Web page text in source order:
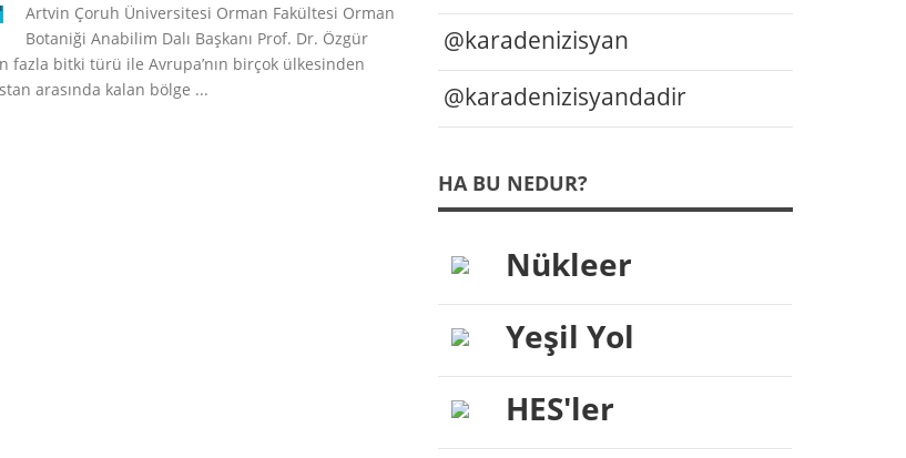
Artvin Çoruh Üniversitesi Orman Fakültesi Orman
Botaniği Anabilim Dalı Başkanı Prof. Dr. Özgür
fazla bitki türü ile Avrupa’nın birçok ülkesinden
arasında kalan bölge ...
@karadenizisyan
@karadenizisyandadir
HA BU NEDUR?
Nükleer
Yeşil Yol
HES'ler